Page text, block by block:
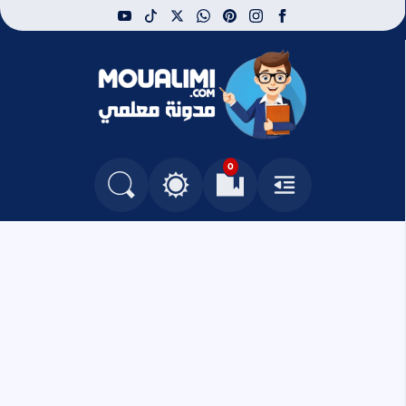
facebook
instagram
pinterest
whatsapp
x
tiktok
youtube
مدونة معلمي
القائمة
0
العلامات المرجعيةالتغيير بين الوضع النهاري والداكن
البحث في المدونة